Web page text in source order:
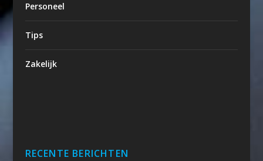
Personeel
Tips
Zakelijk
RECENTE BERICHTEN